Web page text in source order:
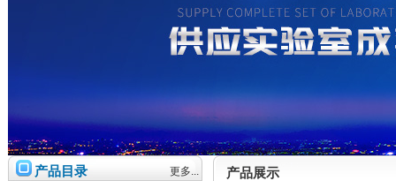
产品目录 更多... 产品展示